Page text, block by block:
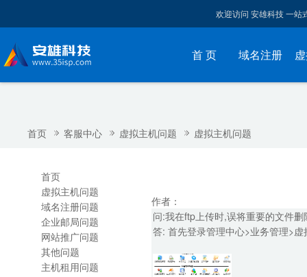
欢迎访问 安雄科技 一站
首 页 域名注册
首页 客服中心 虚拟主机问题 虚拟主机问题
首页
虚拟主机问题
域名注册问题
企业邮局问题
网站推广问题
其他问题
主机租用问题
作者：
问:我在ftp上传时,误将重要的文件
答: 首先登录管理中心>业务管理>